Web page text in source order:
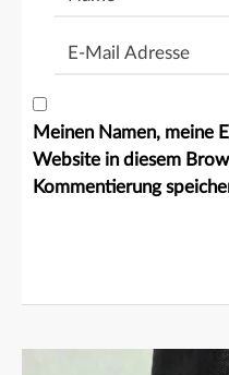
E-
Meinen Namen, meine
Website in diesem
Kommentierung